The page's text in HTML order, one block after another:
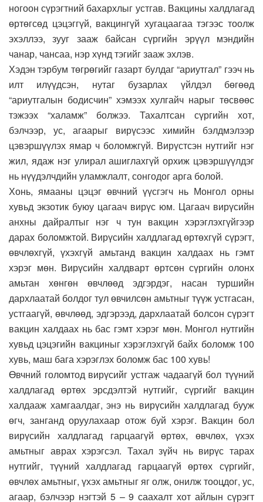
ногоон сүрэгтний бахархлыг устгав. Вакцины халдлагад
өртөгсөд цэцэггүй, вакцингүй хугацаагаа тэгээс тоолж
эхэллээ, зууг зааж байсан сүргийн эрүүл мэндийн
чанар, чансаа, нэр хүнд тэгийг зааж эхлэв.
Хэдэн тэрбум төгрөгийг газарт булдаг “ариутгал” гээч нь
илт илүүдсэн, нутаг бузарлах үйлдэл бөгөөд
“ариутгалын бодисчин” хэмээх хулгайч нарыг төсвөөс
тэжээх “халамж” болжээ. Тахалтсан сүргийн хот,
бэлчээр, ус, агаарыг вирүсээс химийн бэлдмэлээр
цэвэршүүлэх ямар ч боломжгүй. Вирүстсэн нутгийг нэг
жил, ядаж нэг улирал ашиглахгүй орхиж цэвэршүүлдэг
нь нүүдэлчдийн уламжлалт, сонгодог арга болой.
Хонь, ямааны цэцэг өвчний үүсгэгч нь Монгол орны
хувьд экзотик буюу цагаач вирүс юм. Цагаач вирүсийн
анхны дайралтыг нэг ч тун вакцин хэрэглэхгүйгээр
дарах боломжтой. Вирүсийн халдлагад өртөхгүй сүрэгт,
өвчлөхгүй, үхэхгүй амьтанд вакцин халдаах нь гэмт
хэрэг мөн. Вирүсийн халдварт өртсөн сүргийн олонх
амьтан хөнгөн өвчлөөд эдгэрдэг, насан туршийн
дархлаатай болдог тул өвчилсөн амьтныг түүж устгасан,
устгаагүй, өвчлөөд, эдгэрээд, дархлаатай болсон сүрэгт
вакцин халдаах нь бас гэмт хэрэг мөн. Монгол нутгийн
хувьд цэцэгийн вакциныг хэрэглэхгүй байх боломж 100
хувь, маш бага хэрэглэх боломж бас 100 хувь!
Өвчний голомтод вирүсийг устгаж чадаагүй бол түүний
халдлагад өртөх эрсдэлтэй нутгийг, сүргийг вакцин
халдааж хамгаалдаг, энэ нь вирүсийн халдлагад бууж
өгч, занганд оруулахаар отож буй хэрэг. Вакцин бол
вирүсийн халдлагад гарцаагүй өртөх, өвчлөх, үхэх
амьтныг аврах хэрэгсэл. Тахал зүйч нь вирүс тарах
нутгийг, түүний халдлагад гарцаагүй өртөх сүргийг,
өвчлөх амьтныг, үхэх амьтныг яг олж, онилж тооцдог, ус,
агаар, бэлчээр нэгтэй 5 – 9 саахалт хот айлын сүрэгт